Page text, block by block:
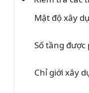
Mật độ xây
Số tầng được
Chỉ giới xây